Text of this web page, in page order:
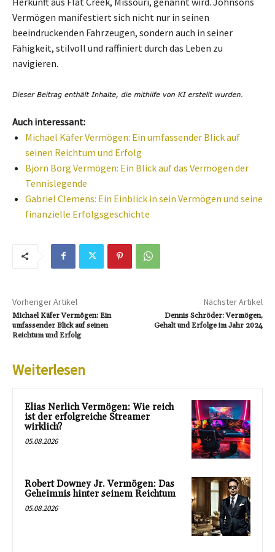
Vermögen manifestiert sich nicht nur in seinen
beeindruckenden Fahrzeugen, sondern auch in seiner
Fähigkeit, stilvoll und raffiniert durch das Leben zu
navigieren.
Auch interessant:
Michael Käfer Vermögen: Ein umfassender Blick auf
seinen Reichtum und Erfolg
Björn Borg Vermögen: Ein Blick auf das Vermögen der
Tennislegende
Gabriel Clemens: Ein Einblick in sein Vermögen und seine
finanzielle Erfolgsgeschichte
Vorheriger Artikel
Michael Käfer Vermögen: Ein
umfassender Blick auf seinen
Reichtum und Erfolg
Nächster Artikel
Dennis Schröder: Vermögen,
Gehalt und Erfolge im Jahr 2024
Weiterlesen
Elias Nerlich Vermögen: Wie reich
ist der erfolgreiche Streamer
wirklich?
05.08.2026
Robert Downey Jr. Vermögen: Das
Geheimnis hinter seinem Reichtum
05.08.2026